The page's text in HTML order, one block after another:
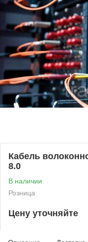
Кабель
8.0
В наличии
Розница
Цену уточняйте